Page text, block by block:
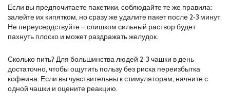
Если вы предпочитаете пакетики, соблюдайте те же правила:
залейте их кипятком, но сразу же удалите пакет после 2‑3 минут.
Не переусердствуйте – слишком сильный раствор будет
пахнуть плоско и может раздражать желудок.
Сколько пить? Для большинства людей 2‑3 чашки в день
достаточно, чтобы ощутить пользу без риска переизбытка
кофеина. Если вы чувствительны к стимуляторам, начните с
одной чашки и оцените реакцию.